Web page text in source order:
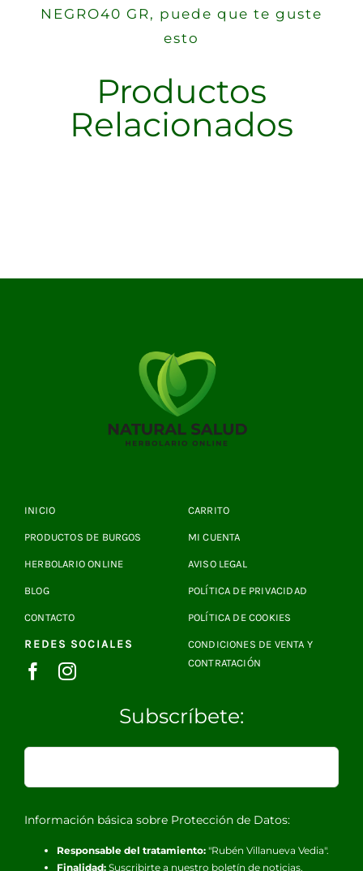
NEGRO40 GR, puede que te guste
esto
Productos
Relacionados
INICIO
PRODUCTOS DE BURGOS
HERBOLARIO ONLINE
BLOG
CONTACTO
REDES SOCIALES
CARRITO
MI CUENTA
AVISO LEGAL
POLÍTICA DE PRIVACIDAD
POLÍTICA DE COOKIES
CONDICIONES DE VENTA Y
CONTRATACIÓN
Subscríbete:
Información básica sobre Protección de Datos:
Responsable del tratamiento:"Rubén Villanueva Vedia".
Finalidad:Suscribirte a nuestro boletín de noticias.